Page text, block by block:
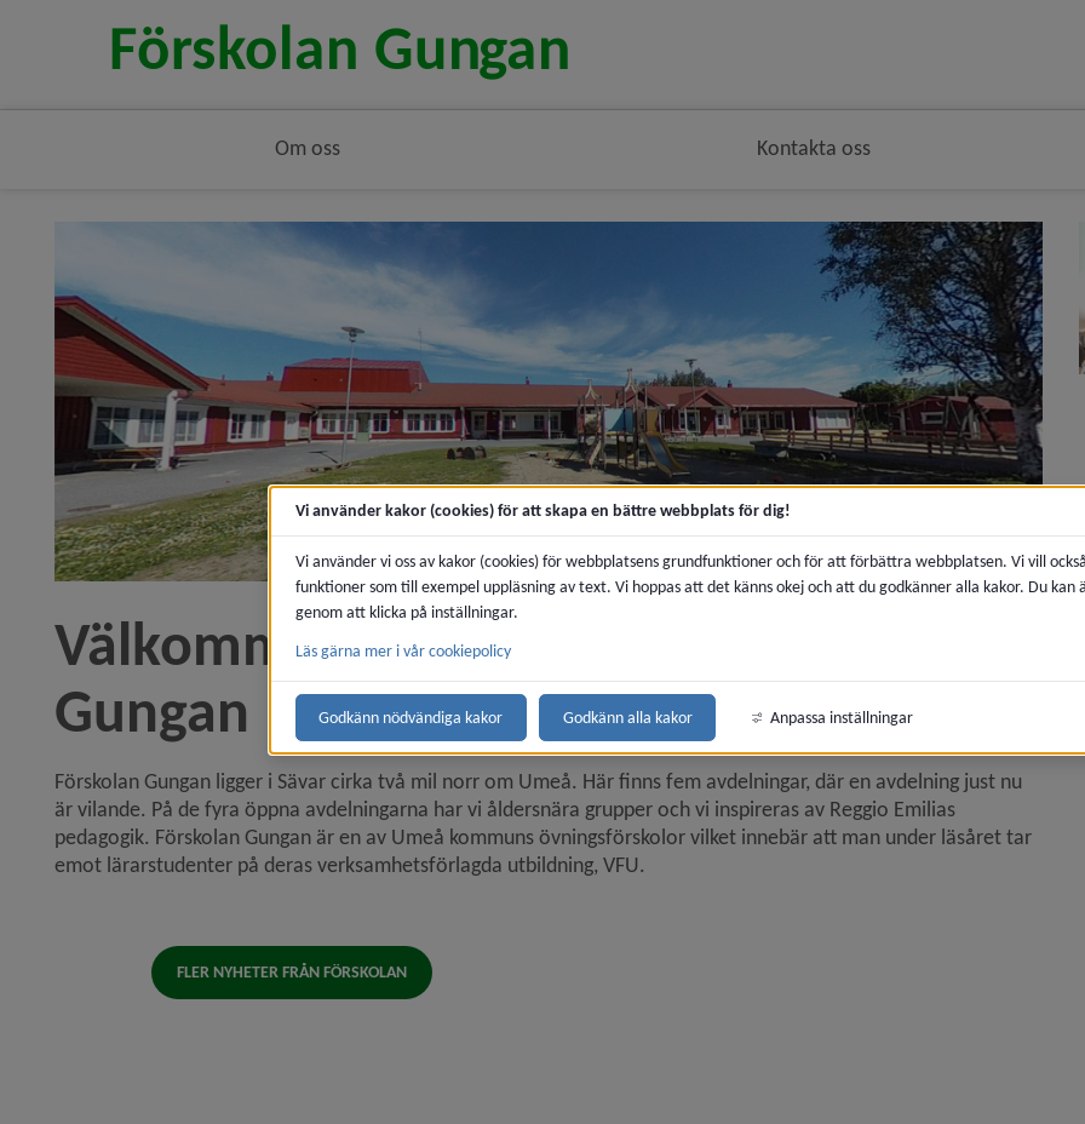
Om oss Kontakta oss
Välkommen till oss på förskolan
Gungan
Förskolan Gungan ligger i Sävar cirka två mil norr om Umeå. Här finns fem avdelningar, där en avdelning just nu
är vilande. På de fyra öppna avdelningarna har vi åldersnära grupper och vi inspireras av Reggio Emilias
pedagogik. Förskolan Gungan är en av Umeå kommuns övningsförskolor vilket innebär att man under läsåret tar
emot lärar­studenter på deras verksamhetsförlagda utbildning, VFU.
FLER NYHETER FRÅN FÖRSKOLAN
Vi använder kakor (cookies) för att skapa en bättre webbplats för dig!
Vi använder vi oss av kakor (cookies) för webbplatsens grundfunktioner och för att förbättra webbplatsen. Vi vill
funktioner som till exempel uppläsning av text. Vi hoppas att det känns okej och att du godkänner alla kakor. Du kan
genom att klicka på inställningar.
Läs gärna mer i vår cookiepolicy
Godkänn nödvändiga kakor Godkänn alla kakor Anpassa inställningar